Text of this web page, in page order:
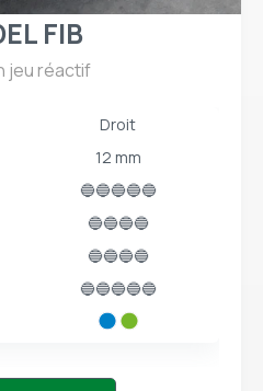
FIB
jeu réactif
Droit
12 mm
🔵🔵🔵🔵🔵
🔵🔵🔵🔵
🔵🔵🔵🔵
🔵🔵🔵🔵🔵